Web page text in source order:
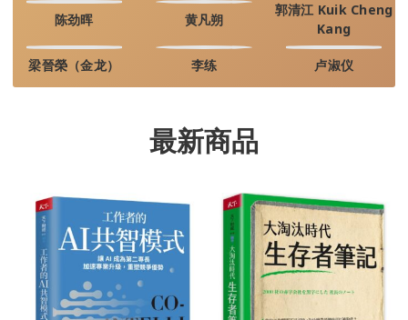
陈劲晖 黄凡朔
郭清江 Kuik Cheng
Kang
梁晉榮（金龙） 李练 卢淑仪
最新商品